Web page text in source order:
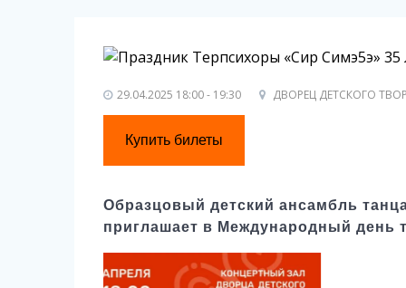
29.04.2025 18:00 - 19:30 ДВОРЕЦ ДЕТСКОГО
Купить билеты
Образцовый детский ансамбль
приглашает в Международный день